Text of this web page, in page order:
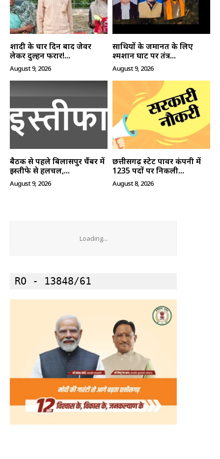
क्विक लिंक्स
मुख्य पेज
हमारे बारे में
शादी के चार दिन बाद जेवर
लेकर दुल्हन फरार!...
August 9, 2026
साथियों के जमानत के लिए
श्मशान घाट पर तंत्र...
August 9, 2026
बैठक से पहले बिलासपुर चैंबर में
इस्तीफे से हलचल,...
August 9, 2026
छत्तीसगढ़ स्टेट पावर कंपनी में
1235 पदों पर निकली...
August 8, 2026
Loading...
RO - 13848/61